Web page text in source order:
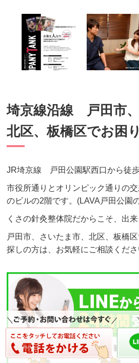
埼京線沿線 戸田市、
北区、板橋区でお困
JR埼京線 戸田公園駅西口から徒歩
市役所通りとオリンピック通りの
のビルの2階です。(LAVA戸田公園
くさの針灸整体院だからこそ、出
戸田市、さいたま市、北区、板橋
探しの方は、お気軽にご相談くださ